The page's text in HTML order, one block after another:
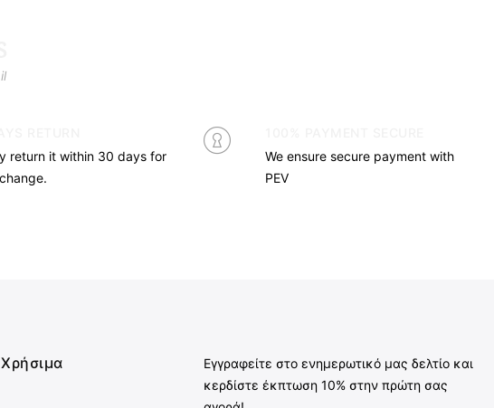
return it within 30 days for
We ensure secure payment with
PEV
Χρήσιμα
Εγγραφείτε στο ενημερωτικό μας δελτίο και
κερδίστε έκπτωση 10% στην πρώτη σας